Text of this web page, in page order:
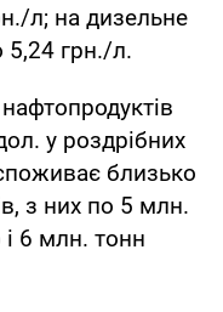
л; на дизельне
5,24 грн./л.
у роздрібних
близько
з них по 5 млн.
і 6 млн. тонн